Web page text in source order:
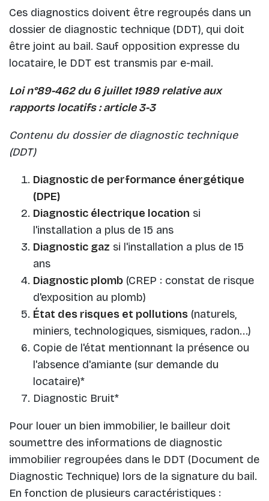
Ces diagnostics doivent être regroupés dans un
dossier de diagnostic technique (DDT), qui doit
être joint au bail. Sauf opposition expresse du
locataire, le DDT est transmis par e-mail.
Loi n°89-462 du 6 juillet 1989 relative aux
rapports locatifs : article 3-3
Contenu du dossier de diagnostic technique
(DDT)
Diagnostic de performance énergétique
(DPE)
Diagnostic électrique location si
l'installation a plus de 15 ans
Diagnostic gaz si l'installation a plus de 15
ans
Diagnostic plomb (CREP : constat de risque
d'exposition au plomb)
État des risques et pollutions (naturels,
miniers, technologiques, sismiques, radon...)
Copie de l'état mentionnant la présence ou
l'absence d'amiante (sur demande du
locataire)*
Diagnostic Bruit*
Pour louer un bien immobilier, le bailleur doit
soumettre des informations de diagnostic
immobilier regroupées dans le DDT (Document de
Diagnostic Technique) lors de la signature du bail.
En fonction de plusieurs caractéristiques :